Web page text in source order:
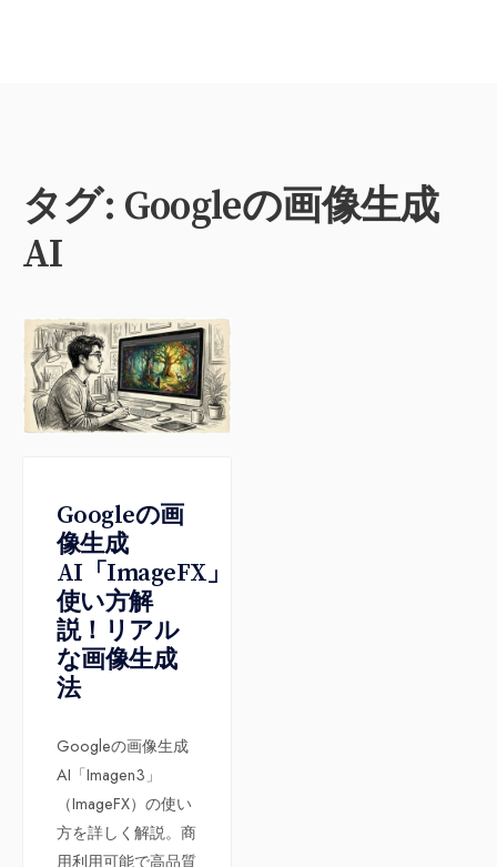
タグ: Googleの画像生成
AI
Googleの画
像生成
AI「ImageFX」
使い方解
説！リアル
な画像生成
法
Googleの画像生成
AI「Imagen3」
（ImageFX）の使い
方を詳しく解説。商
用利用可能で高品質